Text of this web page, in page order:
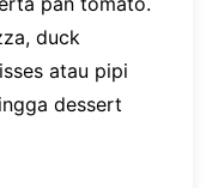
duck
atau pipi
dessert